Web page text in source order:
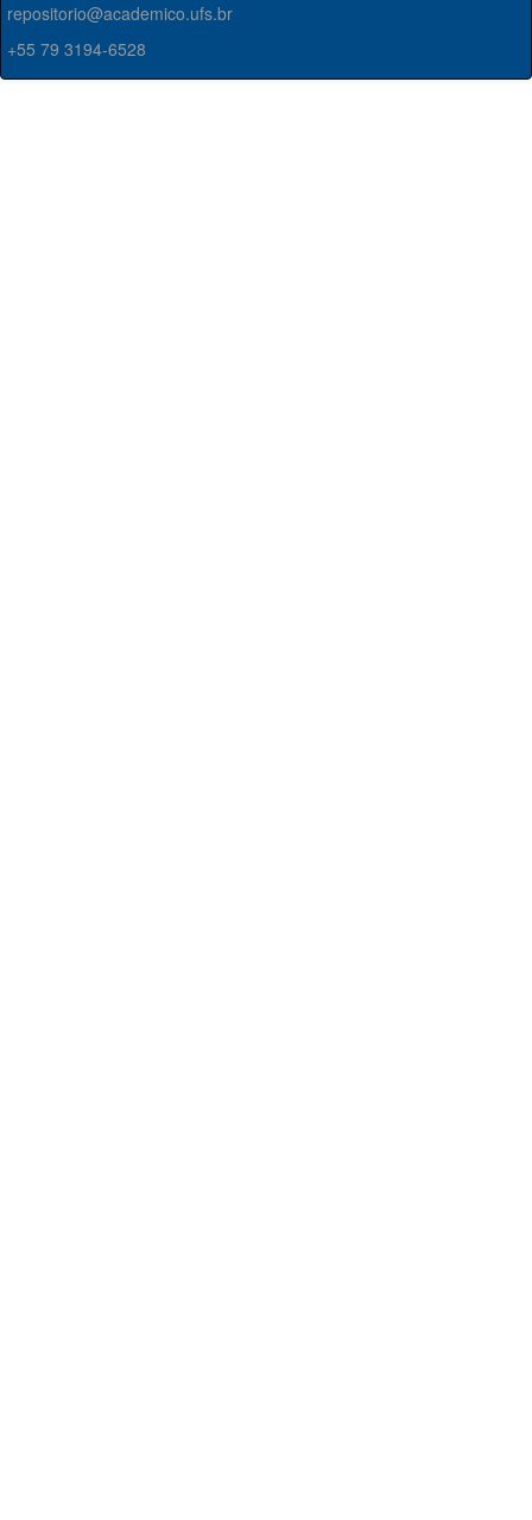
repositorio@academico.ufs.br
+55 79 3194-6528